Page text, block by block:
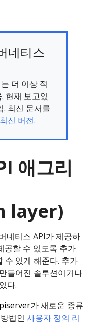
네티스
더 이상 적
현재 보고있
. 최신 문서를
최신 버전.
애그리
layer)
네티스 API가 제공하
공할 수 있도록 추가
수 있게 해준다. 추가
들어진 솔루션이거나
다.
가 새로운 종류
법인 사용자 정의 리